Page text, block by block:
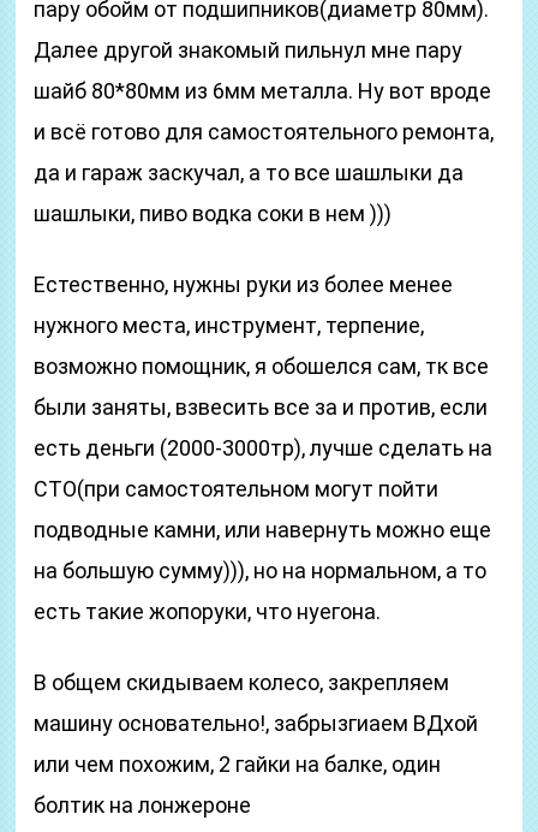
пару обойм от подшипников(диаметр 80мм).
Далее другой знакомый пильнул мне пару
шайб 80*80мм из 6мм металла. Ну вот вроде
и всё готово для самостоятельного ремонта,
да и гараж заскучал, а то все шашлыки да
шашлыки, пиво водка соки в нем )))
Естественно, нужны руки из более менее
нужного места, инструмент, терпение,
возможно помощник, я обошелся сам, тк все
были заняты, взвесить все за и против, если
есть деньги (2000-3000тр), лучше сделать на
СТО(при самостоятельном могут пойти
подводные камни, или навернуть можно еще
на большую сумму))), но на нормальном, а то
есть такие жопоруки, что нуегона.
В общем скидываем колесо, закрепляем
машину основательно!, забрызгиаем ВДхой
или чем похожим, 2 гайки на балке, один
болтик на лонжероне